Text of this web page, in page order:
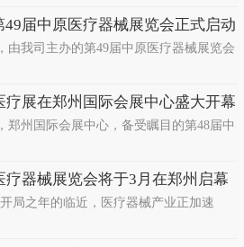
49届中原医疗器械展览会正式启动
郑州赋能中部医疗发展
由我司主办的第49届中原医疗器械展览会
疗展在郑州国际会展中心盛大开幕
郑州国际会展中心，备受瞩目的第48届中
疗器械展览会将于3月在郑州启幕
姿诚邀全球客商共襄盛举
局之年的临近，医疗器械产业正加速